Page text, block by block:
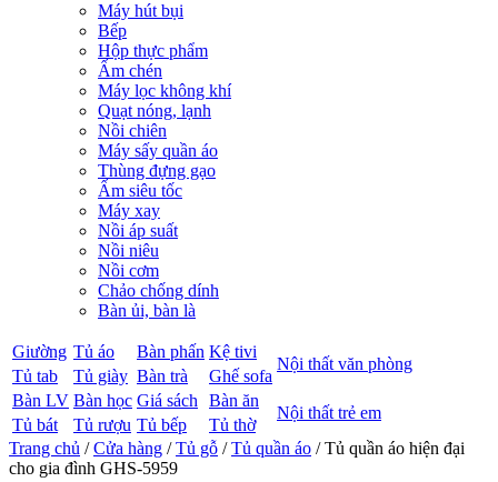
Máy hút bụi
Bếp
Hộp thực phẩm
Ấm chén
Máy lọc không khí
Quạt nóng, lạnh
Nồi chiên
Máy sấy quần áo
Thùng đựng gạo
Ấm siêu tốc
Máy xay
Nồi áp suất
Nồi niêu
Nồi cơm
Chảo chống dính
Bàn ủi, bàn là
Giường Tủ áo Bàn phấn Kệ tivi
Nội thất văn phòng
Tủ tab Tủ giày Bàn trà
Ghế sofa
Bàn LV Bàn học Giá sách Bàn ăn
Nội thất trẻ em
Tủ bát Tủ rượu Tủ bếp
Tủ thờ
Trang chủ /Cửa hàng /Tủ gỗ /Tủ quần áo / Tủ quần áo hiện đại
cho gia đình GHS-5959